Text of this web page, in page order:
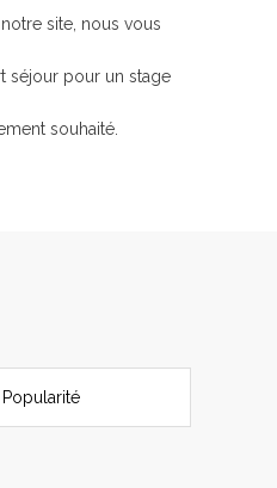
site, nous vous
séjour pour un stage
souhaité.